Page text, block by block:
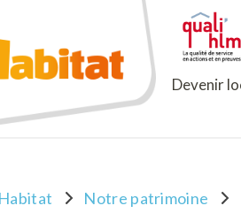
XLHabitat Devenir
Notre patrimoine